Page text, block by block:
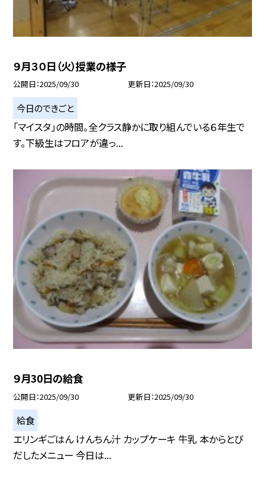
９月３０日（火）授業の様子
公開日 2025/09/30 更新日 2025/09/30
今日のできごと
「マイスタ」の時間。全クラス静かに取り組んでいる６年生で
す。下級生はフロアが違っ...
９月30日の給食
公開日 2025/09/30 更新日 2025/09/30
給食
エリンギごはん けんちん汁 カップケーキ 牛乳 本からとび
だしたメニュー 今日は...